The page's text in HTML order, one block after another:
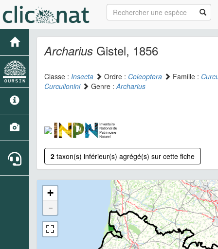
Archarius Gistel, 1856
Classe : Insecta Ordre : Coleoptera Famille :
Curculionini
Genre :Archarius
2 taxon(s) inférieur(s) agrégé(s) sur cette fiche
+
-